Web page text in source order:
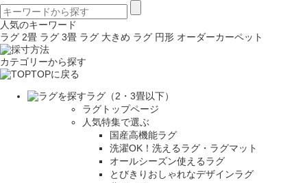
人気のキーワード
ラグ 2畳 ラグ 3畳 ラグ 大きめ ラグ 円形 オーダーカーペット
カテゴリーから探す
TOPに戻る
ラグ（2・3畳以下）
ラグトップページ
人気特集で選ぶ
国産高機能ラグ
洗濯OK！洗えるラグ・ラグマット
オールシーズン使えるラグ
とびきりおしゃれなデザインラグ